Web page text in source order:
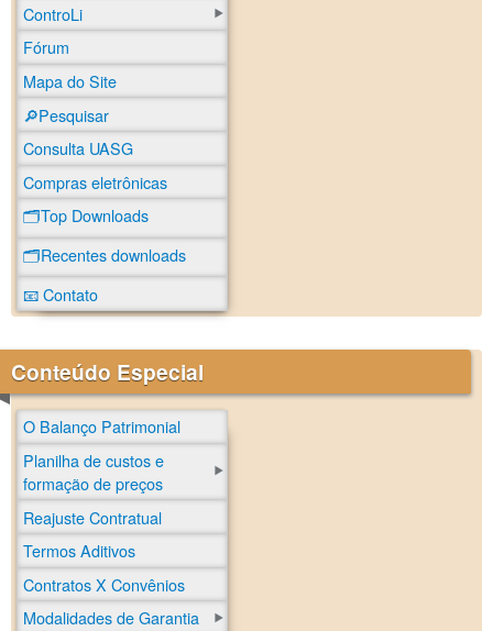
ControLi
Fórum
Mapa do Site
🔎Pesquisar
Consulta UASG
Compras eletrônicas
🗂️Top Downloads
🗂️Recentes downloads
📧 Contato
Conteúdo Especial
O Balanço Patrimonial
Planilha de custos e
formação de preços
Reajuste Contratual
Termos Aditivos
Contratos X Convênios
Modalidades de Garantia